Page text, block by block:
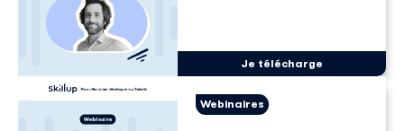
Je télécharge
Webinaires